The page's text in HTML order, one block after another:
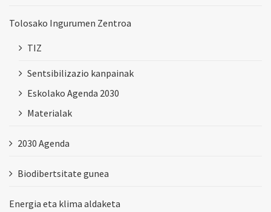
Tolosako Ingurumen Zentroa
TIZ
Sentsibilizazio kanpainak
Eskolako Agenda 2030
Materialak
2030 Agenda
Biodibertsitate gunea
Energia eta klima aldaketa